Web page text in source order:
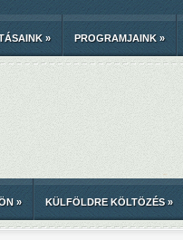
» PROGRAMJAINK »
» KÜLFÖLDRE KÖLTÖZÉS»